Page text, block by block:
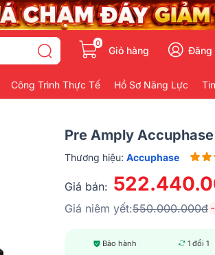
0
Giỏ hàng Đăng
Công Trình Thực Tế Hồ Sơ Năng Lực
Pre Amply
Thương hiệu: Accuphase
Giá bán:
Giá niêm yết:550.000.000đ
Bảo hành 1 đổi 1